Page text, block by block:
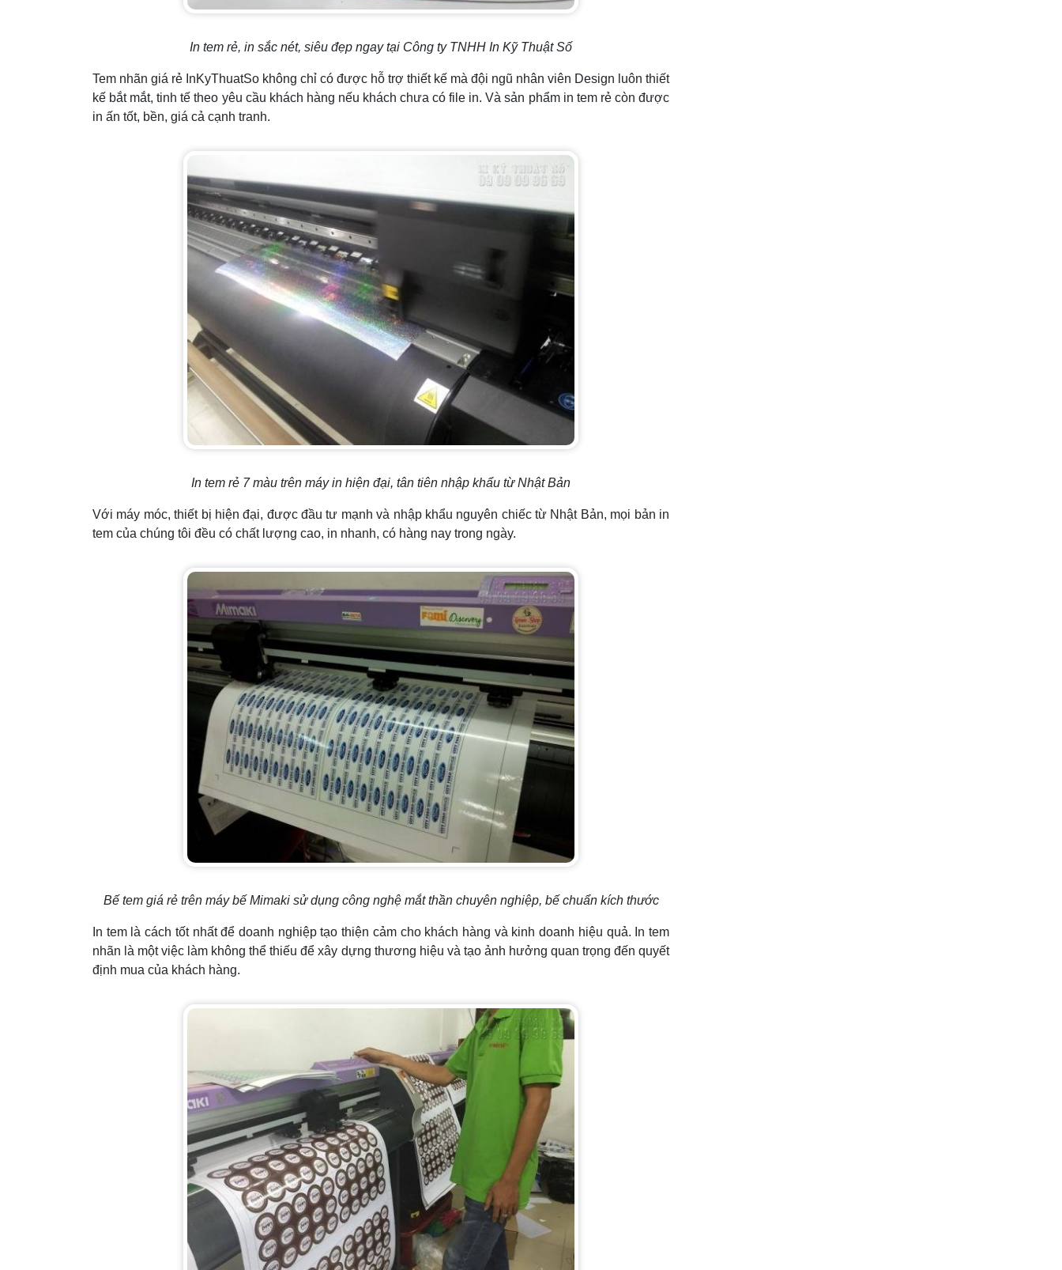
In tem rẻ, in sắc nét, siêu đẹp ngay tại Công ty TNHH In Kỹ Thuật Số
Tem nhãn giá rẻ InKyThuatSo không chỉ có được hỗ trợ thiết kế mà đội ngũ nhân viên Design luôn thiết
kế bắt mắt, tinh tế theo yêu cầu khách hàng nếu khách chưa có file in. Và sản phẩm in tem rẻ còn được
in ấn tốt, bền, giá cả cạnh tranh.
In tem rẻ 7 màu trên máy in hiện đại, tân tiên nhập khẩu từ Nhật Bản
Với máy móc, thiết bị hiện đại, được đầu tư mạnh và nhập khẩu nguyên chiếc từ Nhật Bản, mọi bản in
tem của chúng tôi đều có chất lượng cao, in nhanh, có hàng nay trong ngày.
Bế tem giá rẻ trên máy bế Mimaki sử dụng công nghệ mắt thần chuyên nghiệp, bế chuẩn kích thước
In tem là cách tốt nhất để doanh nghiệp tạo thiện cảm cho khách hàng và kinh doanh hiệu quả. In tem
nhãn là một việc làm không thể thiếu để xây dựng thương hiệu và tạo ảnh hưởng quan trọng đến quyết
định mua của khách hàng.